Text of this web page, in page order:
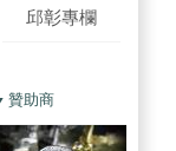
邱彰專欄
贊助商